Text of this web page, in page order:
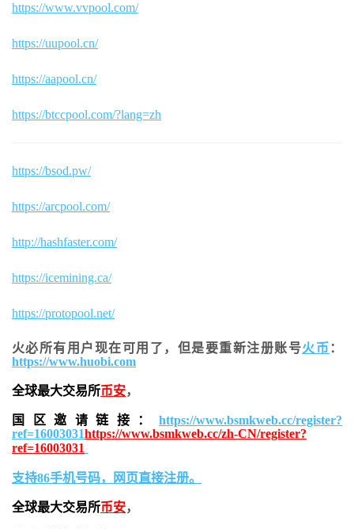
https://www.vvpool.com/
https://uupool.cn/
https://aapool.cn/
https://btccpool.com/?lang=zh
https://bsod.pw/
https://arcpool.com/
http://hashfaster.com/
https://icemining.ca/
https://protopool.net/
火必所有用户现在可用了，但是要重新注册账号火币 ：
https://www.huobi.com
全球最大交易所币安，
国区邀请链接： https://www.bsmkweb.cc/register?
ref=16003031https://www.bsmkweb.cc/zh-CN/register?
ref=16003031
支持86手机号码，网页直接注册。
全球最大交易所币安，